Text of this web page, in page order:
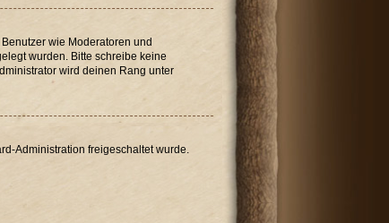
wie Moderatoren und
wurden. Bitte schreibe keine
wird deinen Rang unter
Administration freigeschaltet wurde.